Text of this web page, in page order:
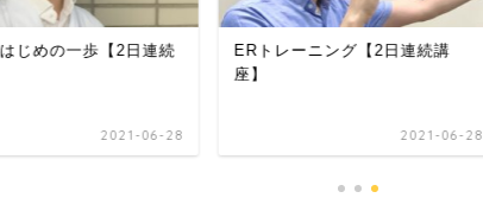
じめの一歩【2日連続
2021-06-28
ERトレーニング【2日連続講
座】
2021-06-28